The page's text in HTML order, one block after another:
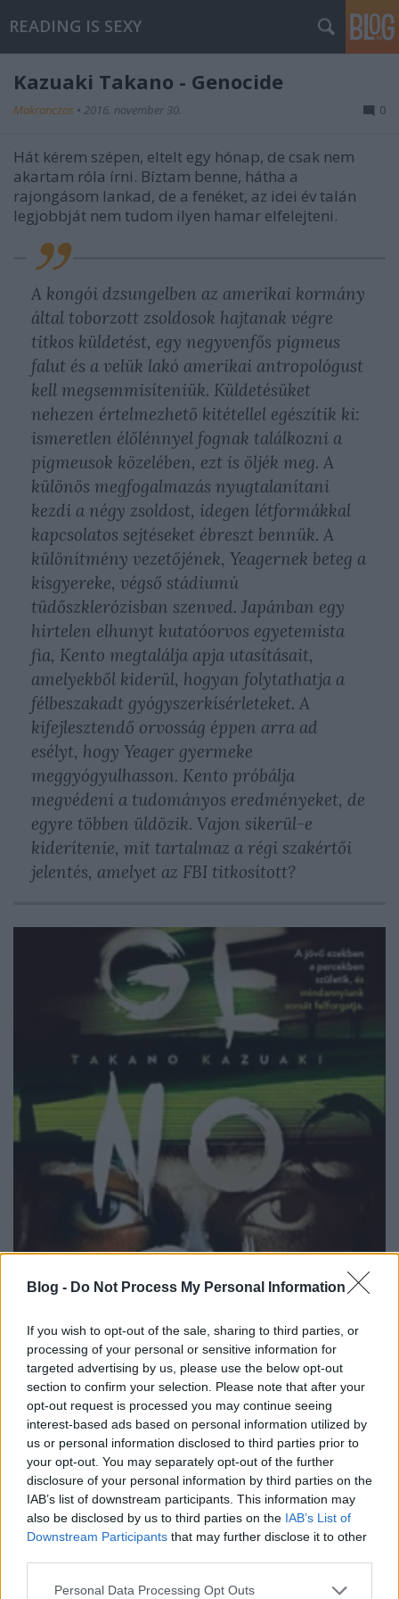
Blog - Do Not Process My Personal Information
If you wish to opt-out of the sale, sharing to third parties, or
processing of your personal or sensitive information for
targeted advertising by us, please use the below opt-out
section to confirm your selection. Please note that after your
opt-out request is processed you may continue seeing
interest-based ads based on personal information utilized by
us or personal information disclosed to third parties prior to
your opt-out. You may separately opt-out of the further
disclosure of your personal information by third parties on the
IAB’s list of downstream participants. This information may
also be disclosed by us to third parties on the IAB’s List of
Downstream Participants that may further disclose it to other
Please note that this website/app uses one or more Google
Personal Data Processing Opt Outs
READING IS SEXY
Kazuaki Takano - Genocide
Makranczos • 2016. november 30. 0
Hát kérem szépen, eltelt egy hónap, de csak nem
akartam róla írni. Bíztam benne, hátha a
rajongásom lankad, de a fenéket, az idei év talán
legjobbját nem tudom ilyen hamar elfelejteni.
A kongói dzsungelben az amerikai kormány
által toborzott zsoldosok hajtanak végre
titkos küldetést, egy negyvenfős pigmeus
falut és a velük lakó amerikai antropológust
kell megsemmisíteniük. Küldetésüket
nehezen értelmezhető kitétellel egészítik ki:
ismeretlen élőlénnyel fognak találkozni a
pigmeusok közelében, ezt is öljék meg. A
különös megfogalmazás nyugtalanítani
kezdi a négy zsoldost, idegen létformákkal
kapcsolatos sejtéseket ébreszt bennük. A
különítmény vezetőjének, Yeagernek beteg a
kisgyereke, végső stádiumú
tüdőszklerózisban szenved. Japánban egy
hirtelen elhunyt kutatóorvos egyetemista
fia, Kento megtalálja apja utasításait,
amelyekből kiderül, hogyan folytathatja a
félbeszakadt gyógyszerkísérleteket. A
kifejlesztendő orvosság éppen arra ad
esélyt, hogy Yeager gyermeke
meggyógyulhasson. Kento próbálja
megvédeni a tudományos eredményeket, de
egyre többen üldözik. Vajon sikerül-e
kiderítenie, mit tartalmaz a régi szakértői
jelentés, amelyet az FBI titkosított?
Ugye milyen egyszerű a történet a fülszöveg
alapján? Bevallom, tartottam tőle, hogy valami
ordas nagy baromság lesz ez az egész, de aztán
közel 3 oldal után éreztem, hogy ez bizony nagyon jó
könyv, és hogy mennyire, az lapról lapra csak